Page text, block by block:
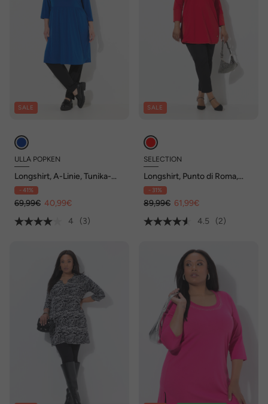
SALE
ULLA POPKEN
Longshirt, A-Linie, Tunika-
Ausschnitt, 3/4-Arm,
Taschen
- 41%
69,99€ 40,99€
4
(3)
SALE
SELECTION
Longshirt, Punto di Roma,
Kelchkragen, 3/4-Arm
- 31%
89,99€ 61,99€
4.5
(2)